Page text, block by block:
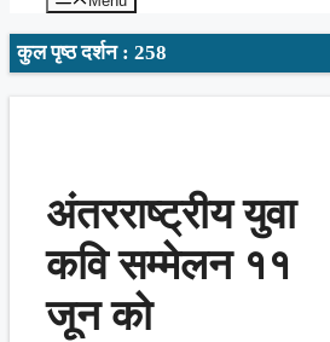
कुल पृष्ठ दर्शन : 258
अंतरराष्ट्रीय युवा
कवि सम्मेलन ११
जून को